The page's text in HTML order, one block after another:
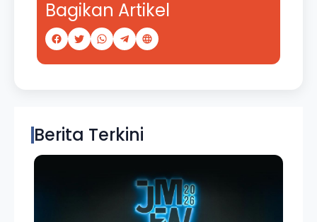
Bagikan Artikel
Berita Terkini